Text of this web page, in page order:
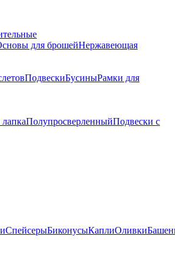
для брошейНержавеющая
ПодвескиБусиныРамки для
ПолупросверленныйПодвески с
СпейсерыБиконусыКаплиОливки